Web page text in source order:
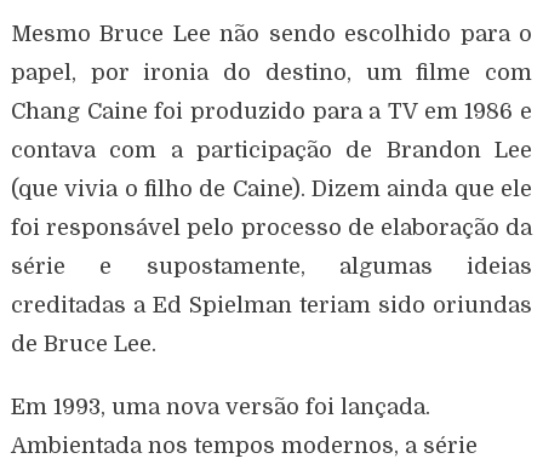
Mesmo Bruce Lee não sendo escolhido para o
papel, por ironia do destino, um filme com
Chang Caine foi produzido para a TV em 1986 e
contava com a participação de Brandon Lee
(que vivia o filho de Caine). Dizem ainda que ele
foi responsável pelo processo de elaboração da
série e supostamente, algumas ideias
creditadas a Ed Spielman teriam sido oriundas
de Bruce Lee.
Em 1993, uma nova versão foi lançada.
Ambientada nos tempos modernos, a série